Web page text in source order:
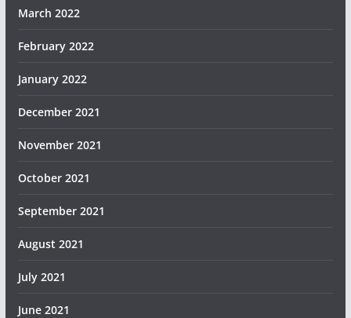
March 2022
February 2022
January 2022
December 2021
November 2021
October 2021
September 2021
August 2021
July 2021
June 2021